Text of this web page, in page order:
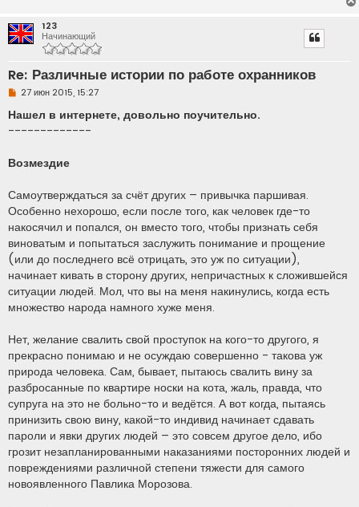
о
о
б
н
е
123
Начинающий
Re: Различные истории по работе охранников
Н
п
р
о
т
н
е
с
о
б
е
н
е
27 июн 2015, 15:27
Нашел в интернете, довольно поучительно.
-------------
Возмездие
Самоутверждаться за счёт других – привычка паршивая.
Особенно нехорошо, если после того, как человек где-то
накосячил и попался, он вместо того, чтобы признать себя
виноватым и попытаться заслужить понимание и прощение
(или до последнего всё отрицать, это уж по ситуации),
начинает кивать в сторону других, непричастных к сложившейся
ситуации людей. Мол, что вы на меня накинулись, когда есть
множество народа намного хуже меня.
Нет, желание свалить свой проступок на кого-то другого, я
прекрасно понимаю и не осуждаю совершенно - такова уж
природа человека. Сам, бывает, пытаюсь свалить вину за
разбросанные по квартире носки на кота, жаль, правда, что
супруга на это не больно-то и ведётся. А вот когда, пытаясь
принизить свою вину, какой-то индивид начинает сдавать
пароли и явки других людей – это совсем другое дело, ибо
грозит незапланированными наказаниями посторонних людей и
повреждениями различной степени тяжести для самого
новоявленного Павлика Морозова.